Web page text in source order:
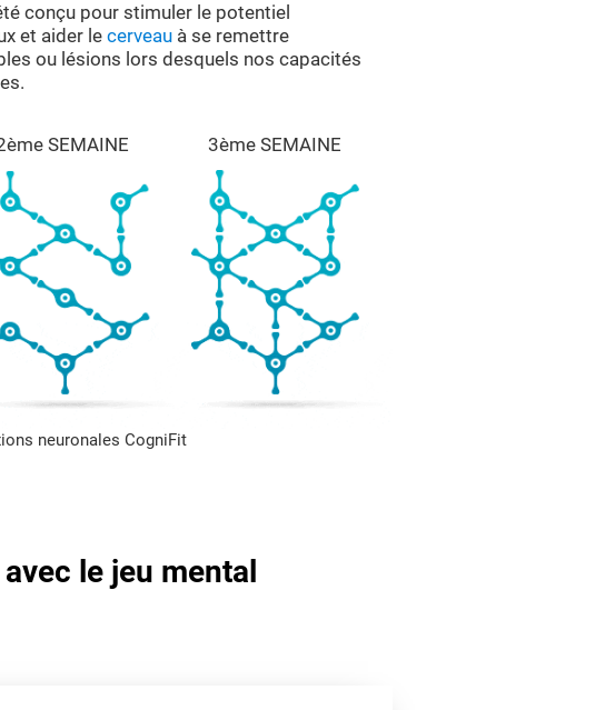
conçu pour stimuler le potentiel
et aider lecerveau à se remettre
ou lésions lors desquels nos capacités
SEMAINE 3ème SEMAINE
neuronales CogniFit
le jeu mental